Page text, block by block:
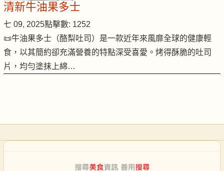
清新牛油果多士
七 09, 2025點擊數: 1252
📜牛油果多士（酪梨吐司）是一款近年來風靡全球的健康輕
食，以其簡約卻充滿營養的特點深受喜愛。烤得酥脆的吐司
片，均勻塗抹上綿…